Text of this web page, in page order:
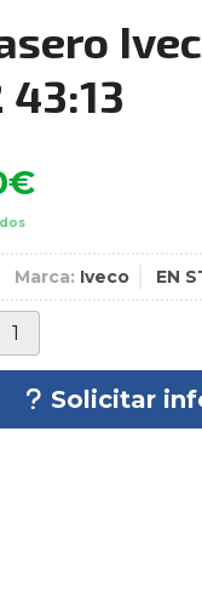
43:13
€
Marca: Iveco EN
Solicitar